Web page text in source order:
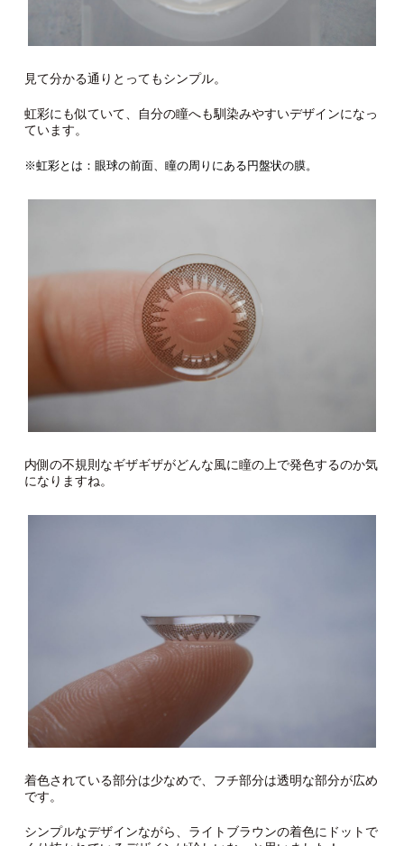
見て分かる通りとってもシンプル。
虹彩にも似ていて、自分の瞳へも馴染みやすいデザインになっ
ています。
※虹彩とは：眼球の前面、瞳の周りにある円盤状の膜。
内側の不規則なギザギザがどんな風に瞳の上で発色するのか気
になりますね。
着色されている部分は少なめで、フチ部分は透明な部分が広め
です。
シンプルなデザインながら、ライトブラウンの着色にドットで